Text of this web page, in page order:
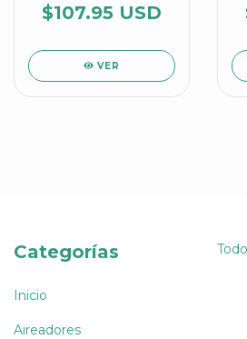
alcalinidad y oxígeno
disuelto
$107.95 USD
VER
Categorías
Inicio
Aireadores